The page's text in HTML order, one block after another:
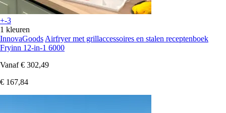
+-3
1 kleuren
InnovaGoods Airfryer met grillaccessoires en stalen receptenboek
Fryinn 12-in-1 6000
Vanaf € 302,49
€ 167,84